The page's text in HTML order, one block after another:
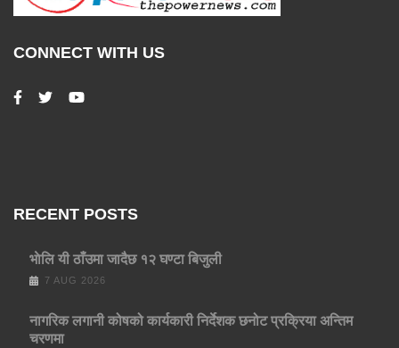
CONNECT WITH US
RECENT POSTS
भाेलि यी ठाँउमा जादैछ १२ घण्टा बिजुली
7 AUG 2026
नागरिक लगानी कोषको कार्यकारी निर्देशक छनोट प्रक्रिया अन्तिम
चरणमा